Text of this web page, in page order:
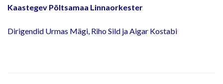
Kaastegev Põltsamaa Linnaorkester
Dirigendid Urmas Mägi, Riho Sild ja Aigar Kostabi